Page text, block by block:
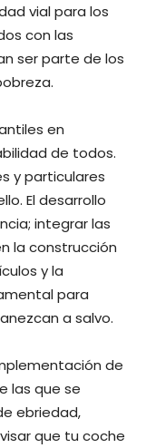
vial para los
con las
ser parte de los
en
de todos.
y particulares
El desarrollo
integrar las
la construcción
y la
para
a salvo.
de
las que se
ebriedad,
que tu coche